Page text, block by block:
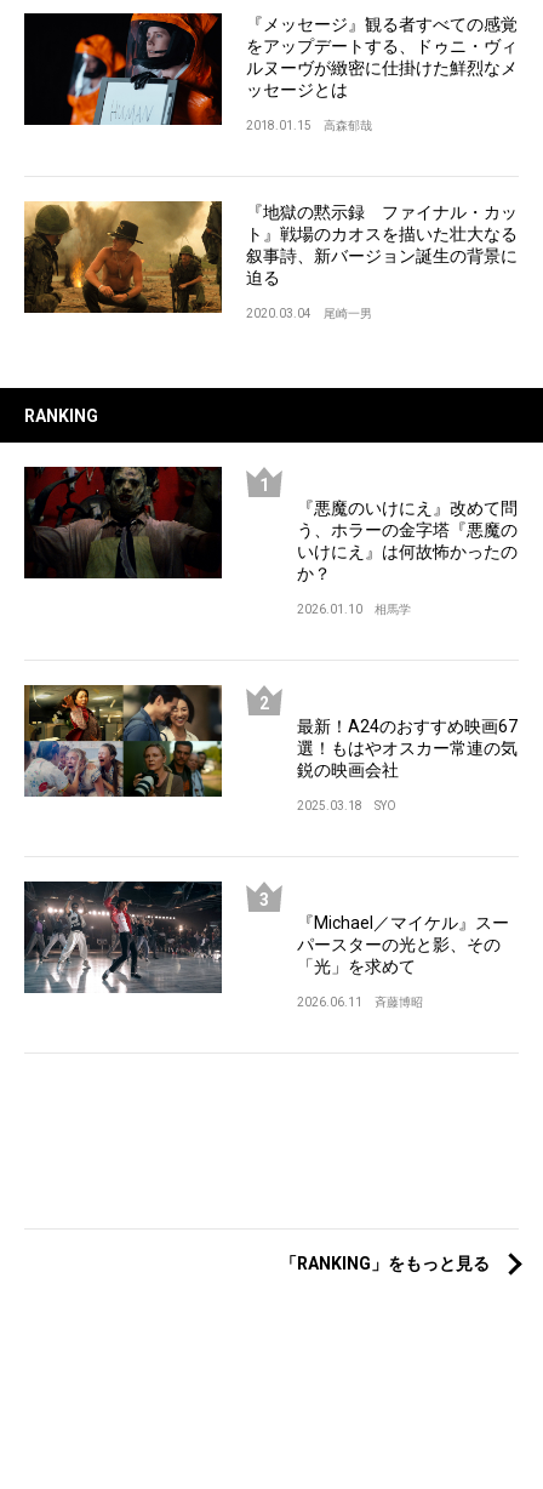
『メッセージ』観る者すべての感覚
をアップデートする、ドゥニ・ヴィ
ルヌーヴが緻密に仕掛けた鮮烈なメ
ッセージとは
2018.01.15 高森郁哉
『地獄の黙示録 ファイナル・カッ
ト』戦場のカオスを描いた壮大なる
叙事詩、新バージョン誕生の背景に
迫る
2020.03.04 尾崎一男
RANKING
『悪魔のいけにえ』改めて問
う、ホラーの金字塔『悪魔の
いけにえ』は何故怖かったの
か？
2026.01.10 相馬学
最新！A24のおすすめ映画67
選！もはやオスカー常連の気
鋭の映画会社
2025.03.18 SYO
『Michael／マイケル』スー
パースターの光と影、その
「光」を求めて
2026.06.11 斉藤博昭
「RANKING」をもっと見る